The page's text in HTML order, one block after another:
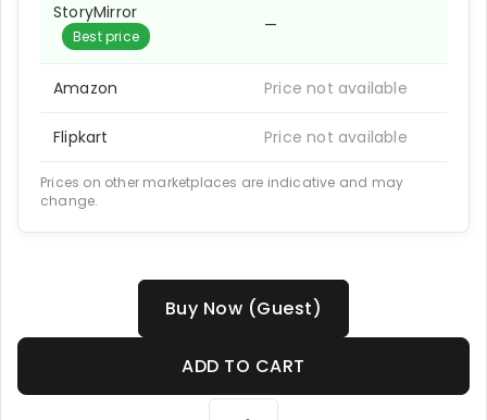
StoryMirror
Best price
—
Amazon Price not available
Flipkart Price not available
Prices on other marketplaces are indicative and may
change.
Buy Now (Guest)
ADD TO CART